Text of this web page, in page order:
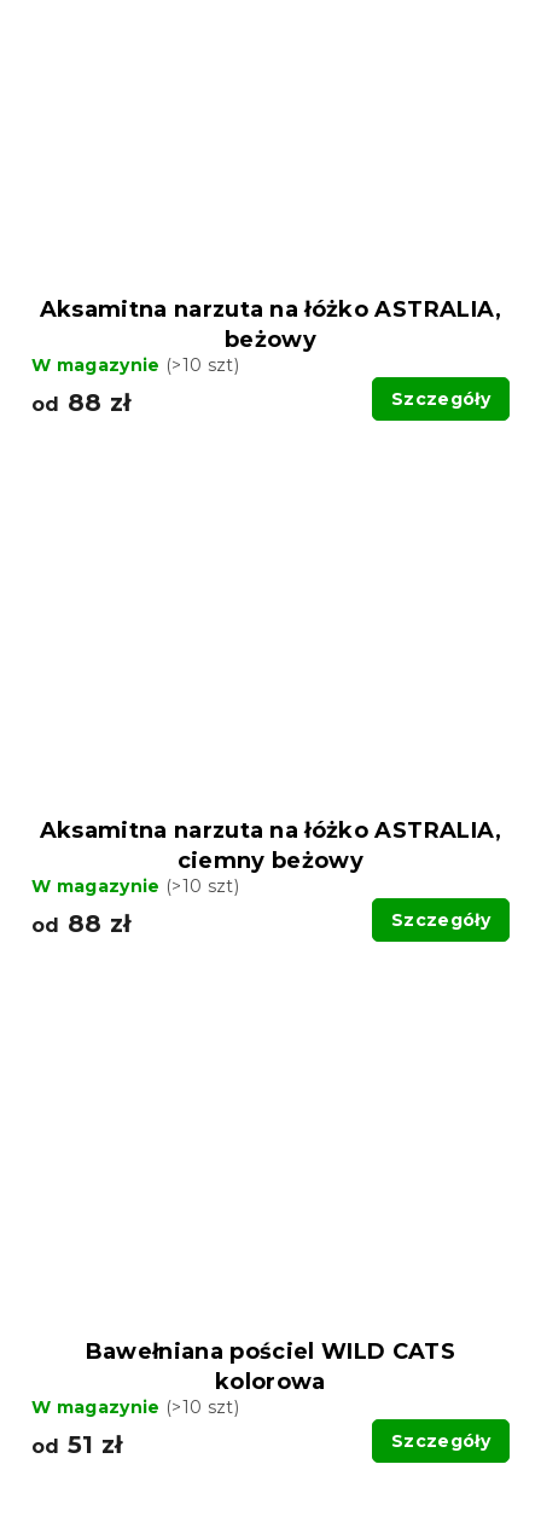
Aksamitna narzuta na łóżko ASTRALIA,
beżowy
W magazynie (>10 szt)
od 88 zł Szczegóły
Aksamitna narzuta na łóżko ASTRALIA,
ciemny beżowy
W magazynie (>10 szt)
od 88 zł Szczegóły
Bawełniana pościel WILD CATS
kolorowa
W magazynie (>10 szt)
od 51 zł Szczegóły